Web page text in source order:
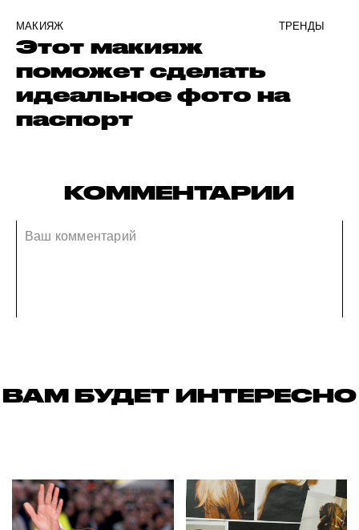
МАКИЯЖ ТРЕНДЫ
Этот макияж
поможет сделать
идеальное фото на
паспорт
КОММЕНТАРИИ
ВАМ БУДЕТ ИНТЕРЕСНО